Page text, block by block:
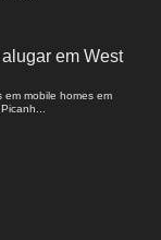
em West
mobile homes em